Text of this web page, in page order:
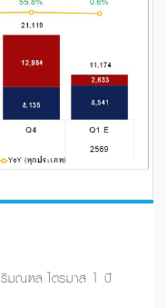
มณฑล ไตรมาส 1 ปี